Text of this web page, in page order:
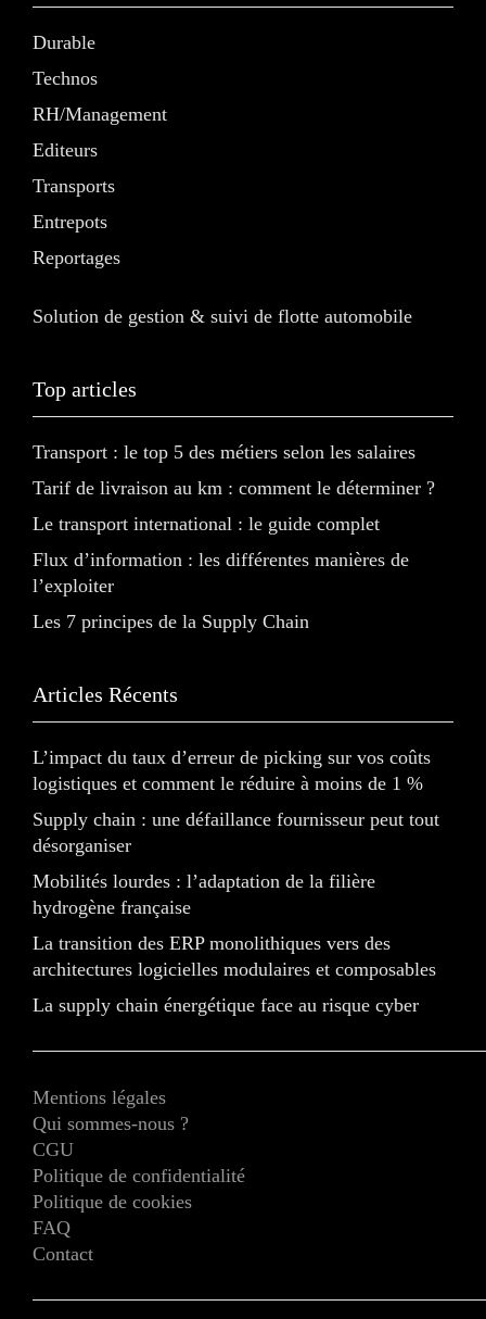
Durable
Technos
RH/Management
Editeurs
Transports
Entrepots
Reportages
Solution de gestion & suivi de flotte automobile
Top articles
Transport : le top 5 des métiers selon les salaires
Tarif de livraison au km : comment le déterminer ?
Le transport international : le guide complet
Flux d’information : les différentes manières de
l’exploiter
Les 7 principes de la Supply Chain
Articles Récents
L’impact du taux d’erreur de picking sur vos coûts
logistiques et comment le réduire à moins de 1 %
Supply chain : une défaillance fournisseur peut tout
désorganiser
Mobilités lourdes : l’adaptation de la filière
hydrogène française
La transition des ERP monolithiques vers des
architectures logicielles modulaires et composables
La supply chain énergétique face au risque cyber
Mentions légales
Qui sommes-nous ?
CGU
Politique de confidentialité
Politique de cookies
FAQ
Contact